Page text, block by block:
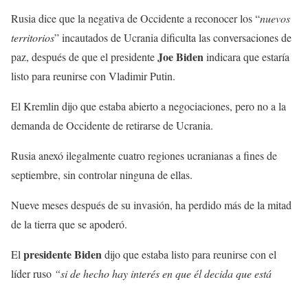
Rusia dice que la negativa de Occidente a reconocer los “nuevos
territorios” incautados de Ucrania dificulta las conversaciones de
paz, después de que el presidenteJoe Bidenindicara que estaría
listo para reunirse con Vladimir Putin.
El Kremlin dijo que estaba abierto a negociaciones, pero no a la
demanda de Occidente de retirarse de Ucrania.
Rusia anexó ilegalmente cuatro regiones ucranianas a fines de
septiembre, sin controlar ninguna de ellas.
Nueve meses después de su invasión, ha perdido más de la mitad
de la tierra que se apoderó.
El presidente Bidendijo que estaba listo para reunirse con el
líder ruso “si de hecho hay interés en que él decida que está